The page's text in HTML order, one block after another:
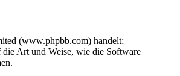
(www.phpbb.com) handelt;
Art und Weise, wie die Software